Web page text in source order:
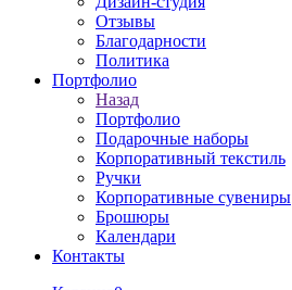
Отзывы
Благодарности
Политика
Портфолио
Назад
Портфолио
Подарочные наборы
Корпоративный текстиль
Ручки
Корпоративные сувениры
Брошюры
Календари
Контакты